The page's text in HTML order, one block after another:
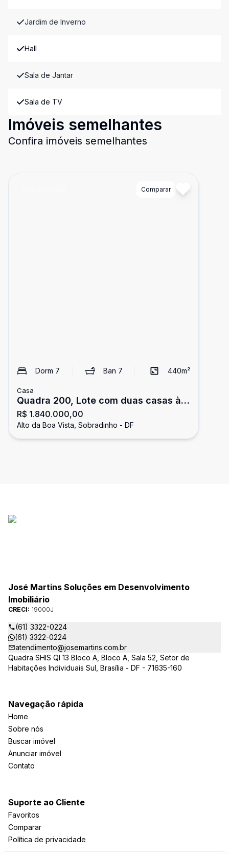
Jardim de Inverno
Hall
Sala de Jantar
Sala de TV
Imóveis semelhantes
Confira imóveis semelhantes
Comparar
Dorm 7 Ban 7 440m²
Casa
Quadra 200, Lote com duas casas à
venda no Alto da Boa Vista,
Sobradinho, DF
R$ 1.840.000,00
Alto da Boa Vista, Sobradinho - DF
José Martins Soluções em Desenvolvimento
Imobiliário
CRECI: 19000J
(61) 3322-0224
(61) 3322-0224
atendimento@josemartins.com.br
Quadra SHIS QI 13 Bloco A, Bloco A, Sala 52, Setor de
Habitações Individuais Sul, Brasília - DF - 71635-160
Navegação rápida
Home
Sobre nós
Buscar imóvel
Anunciar imóvel
Contato
Suporte ao Cliente
Favoritos
Comparar
Política de privacidade